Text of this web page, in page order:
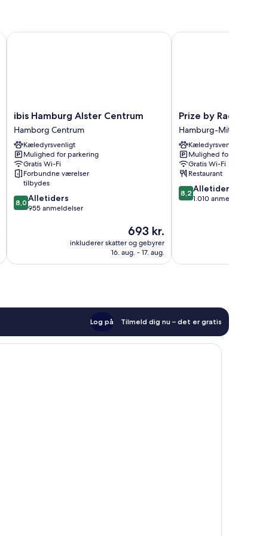
ibis
Hamburg
Alster
Centrum
Hamborg
Centrum
ibis Hamburg Alster Centrum
Hamborg Centrum
Kæledyrsvenligt
Mulighed for parkering
Gratis Wi-Fi
Forbundne værelser
tilbydes
8.0
ud
anmeldelser
8,0 Alletiders
955 anmeldelser
Prisen
er
693 kr.
693 kr.
inkluderer skatter og gebyrer
16. aug. - 17. aug.
ibis Hamburg Alster Centrum
Prize
by
Radisson,
Hamburg
City
Hamburg-
Mitte
Prize by Radisson,
Hamburg-Mitte
Kæledyrsvenligt
Mulighed for parkering
Gratis Wi-Fi
Restaurant
8.2
ud
8,2 Alletiders
1.010 anmeldelser
Prize by Radisson,
Log på Tilmeld dig nu – det er gratis